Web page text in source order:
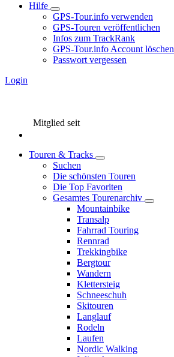
Hilfe
GPS-Tour.info verwenden
GPS-Touren veröffentlichen
Infos zum TrackRank
GPS-Tour.info Account löschen
Passwort vergessen
Login
Mitglied seit
Touren & Tracks
Suchen
Die schönsten Touren
Die Top Favoriten
Gesamtes Tourenarchiv
Mountainbike
Transalp
Fahrrad Touring
Rennrad
Trekkingbike
Bergtour
Wandern
Klettersteig
Schneeschuh
Skitouren
Langlauf
Rodeln
Laufen
Nordic Walking